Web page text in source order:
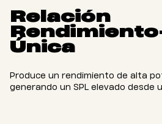
Relación
Única
Produce un rendimiento de alta
generando un SPL elevado desde